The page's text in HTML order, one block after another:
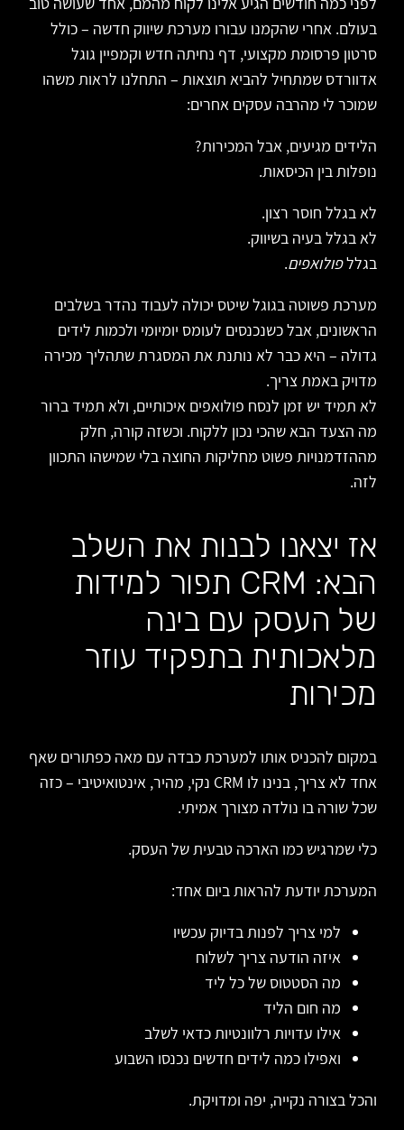
בעולם. אחרי שהקמנו עבורו מערכת שיווק חדשה – כולל
סרטון פרסומת מקצועי, דף נחיתה חדש וקמפיין גוגל
אדוורדס שמתחיל להביא תוצאות – התחלנו לראות משהו
שמוכר לי מהרבה עסקים אחרים:
הלידים מגיעים, אבל המכירות?
נופלות בין הכיסאות.
לא בגלל חוסר רצון.
לא בגלל בעיה בשיווק.
בגללפולואפים.
מערכת פשוטה בגוגל שיטס יכולה לעבוד נהדר בשלבים
הראשונים, אבל כשנכנסים לעומס יומיומי ולכמות לידים
גדולה – היא כבר לא נותנת את המסגרת שתהליך מכירה
מדויק באמת צריך.
לא תמיד יש זמן לנסח פולואפים איכותיים, ולא תמיד ברור
מה הצעד הבא שהכי נכון ללקוח. וכשזה קורה, חלק
מההזדמנויות פשוט מחליקות החוצה בלי שמישהו התכוון
לזה.
אז יצאנו לבנות את השלב
הבא: CRM תפור למידות
של העסק עם בינה
מלאכותית בתפקיד עוזר
מכירות
במקום להכניס אותו למערכת כבדה עם מאה כפתורים שאף
אחד לא צריך, בנינו לו CRM נקי, מהיר, אינטואיטיבי – כזה
שכל שורה בו נולדה מצורך אמיתי.
כלי שמרגיש כמו הארכה טבעית של העסק.
המערכת יודעת להראות ביום אחד:
למי צריך לפנות בדיוק עכשיו
איזה הודעה צריך לשלוח
מה הסטטוס של כל ליד
מה חום הליד
אילו עדויות רלוונטיות כדאי לשלב
ואפילו כמה לידים חדשים נכנסו השבוע
והכל בצורה נקייה, יפה ומדויקת.